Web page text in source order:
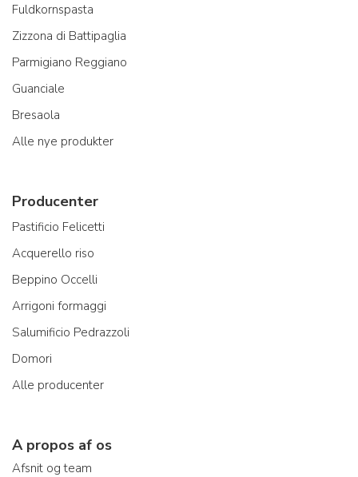
Fuldkornspasta
Zizzona di Battipaglia
Parmigiano Reggiano
Guanciale
Bresaola
Alle nye produkter
Producenter
Pastificio Felicetti
Acquerello riso
Beppino Occelli
Arrigoni formaggi
Salumificio Pedrazzoli
Domori
Alle producenter
A propos af os
Afsnit og team